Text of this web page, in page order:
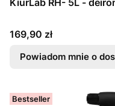
KiurLab RH- 5L -
Cena
169,90 zł
Powiadom mnie o
Bestseller